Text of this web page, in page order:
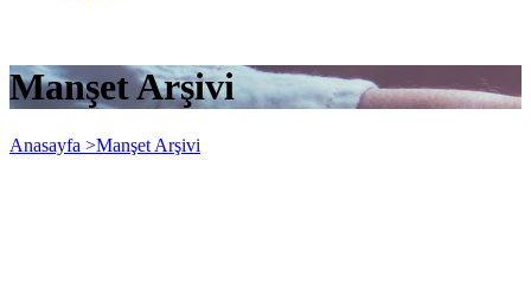
Manşet Arşivi
Anasayfa >Manşet Arşivi